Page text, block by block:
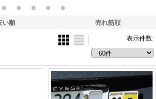
い順 売れ筋順
表示件数: